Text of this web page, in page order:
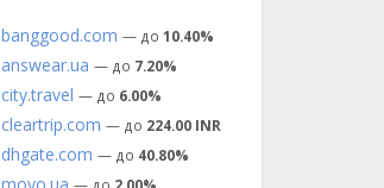
banggood.com — до 10.40%
answear.ua — до 7.20%
city.travel — до 6.00%
cleartrip.com — до 224.00 INR
dhgate.com — до 40.80%